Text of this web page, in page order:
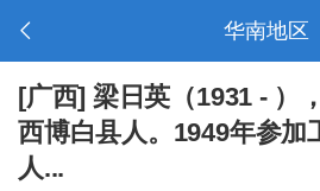
华南地区
[广西] 梁日英（1931 - ）
西博白县人。1949年参加
人...